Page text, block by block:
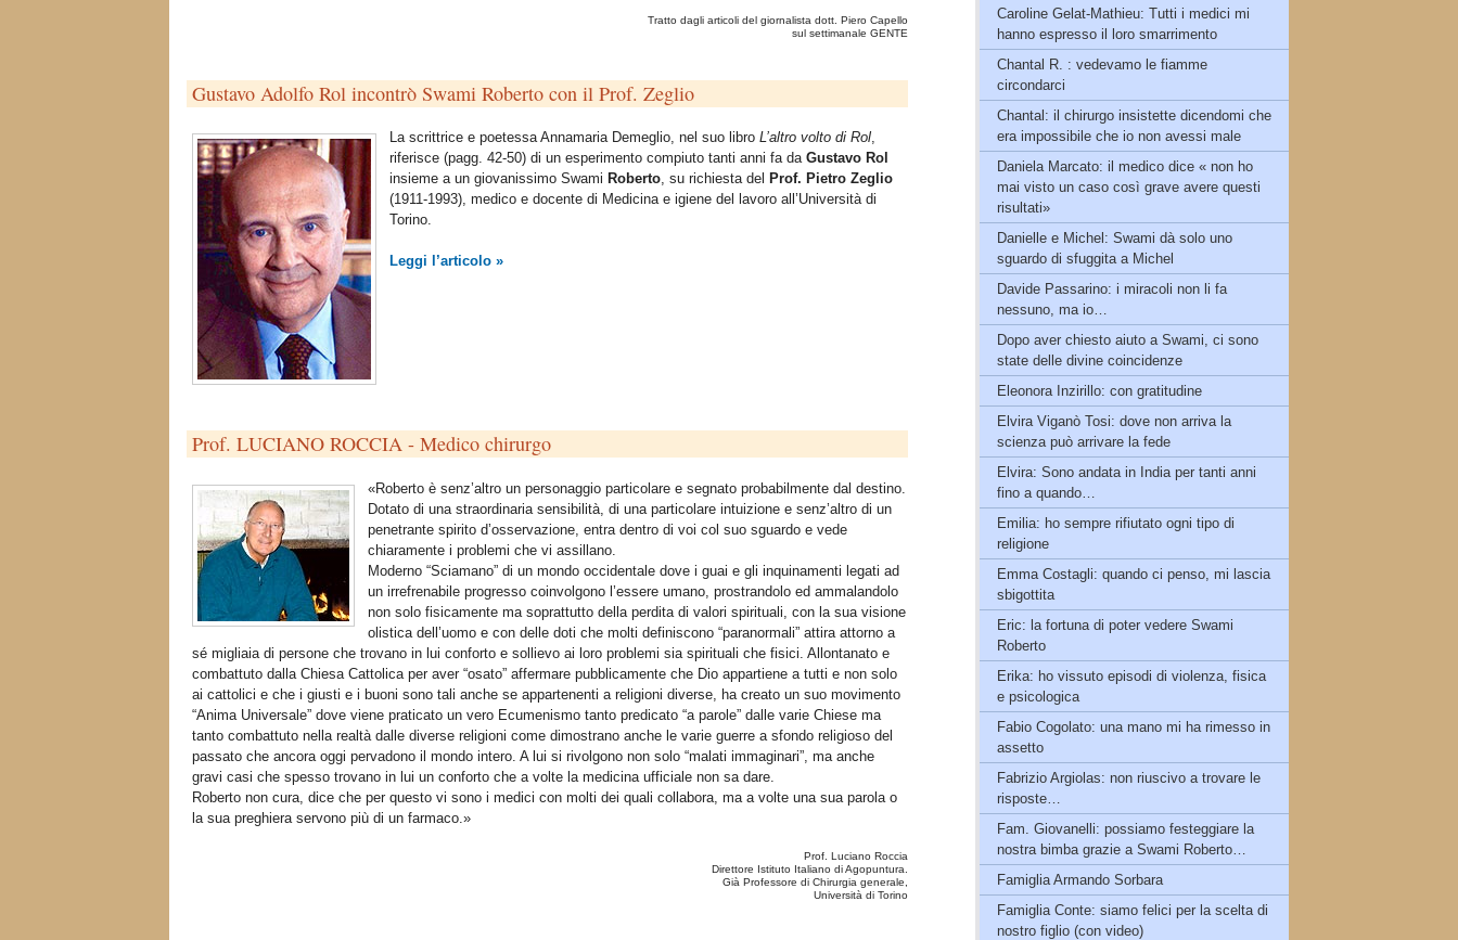
Tratto dagli articoli del giornalista dott. Piero Capello
sul settimanale GENTE
Gustavo Adolfo Rol incontrò Swami Roberto con il Prof. Zeglio
La scrittrice e poetessa Annamaria Demeglio, nel suo libro L’altro volto di Rol,
riferisce (pagg. 42-50) di un esperimento compiuto tanti anni fa da Gustavo Rol
insieme a un giovanissimo Swami Roberto, su richiesta del Prof. Pietro Zeglio
(1911-1993), medico e docente di Medicina e igiene del lavoro all’Università di
Torino.
Leggi l’articolo »
Prof. LUCIANO ROCCIA - Medico chirurgo
«Roberto è senz’altro un personaggio particolare e segnato probabilmente dal destino.
Dotato di una straordinaria sensibilità, di una particolare intuizione e senz’altro di un
penetrante spirito d’osservazione, entra dentro di voi col suo sguardo e vede
chiaramente i problemi che vi assillano.
Moderno “Sciamano” di un mondo occidentale dove i guai e gli inquinamenti legati ad
un irrefrenabile progresso coinvolgono l’essere umano, prostrandolo ed ammalandolo
non solo fisicamente ma soprattutto della perdita di valori spirituali, con la sua visione
olistica dell’uomo e con delle doti che molti definiscono “paranormali” attira attorno a
sé migliaia di persone che trovano in lui conforto e sollievo ai loro problemi sia spirituali che fisici. Allontanato e
combattuto dalla Chiesa Cattolica per aver “osato” affermare pubblicamente che Dio appartiene a tutti e non solo
ai cattolici e che i giusti e i buoni sono tali anche se appartenenti a religioni diverse, ha creato un suo movimento
“Anima Universale” dove viene praticato un vero Ecumenismo tanto predicato “a parole” dalle varie Chiese ma
tanto combattuto nella realtà dalle diverse religioni come dimostrano anche le varie guerre a sfondo religioso del
passato che ancora oggi pervadono il mondo intero. A lui si rivolgono non solo “malati immaginari”, ma anche
gravi casi che spesso trovano in lui un conforto che a volte la medicina ufficiale non sa dare.
Roberto non cura, dice che per questo vi sono i medici con molti dei quali collabora, ma a volte una sua parola o
la sua preghiera servono più di un farmaco.»
Prof. Luciano Roccia
Direttore Istituto Italiano di Agopuntura.
Già Professore di Chirurgia generale,
Università di Torino
Caroline Gelat-Mathieu: Tutti i medici mi
hanno espresso il loro smarrimento
Chantal R. : vedevamo le fiamme
circondarci
Chantal: il chirurgo insistette dicendomi che
era impossibile che io non avessi male
Daniela Marcato: il medico dice « non ho
mai visto un caso così grave avere questi
risultati»
Danielle e Michel: Swami dà solo uno
sguardo di sfuggita a Michel
Davide Passarino: i miracoli non li fa
nessuno, ma io…
Dopo aver chiesto aiuto a Swami, ci sono
state delle divine coincidenze
Eleonora Inzirillo: con gratitudine
Elvira Viganò Tosi: dove non arriva la
scienza può arrivare la fede
Elvira: Sono andata in India per tanti anni
fino a quando…
Emilia: ho sempre rifiutato ogni tipo di
religione
Emma Costagli: quando ci penso, mi lascia
sbigottita
Eric: la fortuna di poter vedere Swami
Roberto
Erika: ho vissuto episodi di violenza, fisica
e psicologica
Fabio Cogolato: una mano mi ha rimesso in
assetto
Fabrizio Argiolas: non riuscivo a trovare le
risposte…
Fam. Giovanelli: possiamo festeggiare la
nostra bimba grazie a Swami Roberto…
Famiglia Armando Sorbara
Famiglia Conte: siamo felici per la scelta di
nostro figlio (con video)